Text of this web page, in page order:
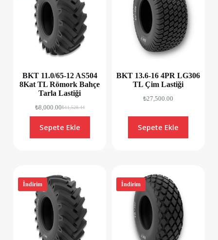
BKT 11.0/65-12 AS504
8Kat TL Römork Bahçe
Tarla Lastiği
₺11,528.44
₺8,000.00
Sepete Ekle
BKT 13.6-16 4PR LG306
TL Çim Lastiği
₺27,500.00
Sepete Ekle
İndirim İndirim